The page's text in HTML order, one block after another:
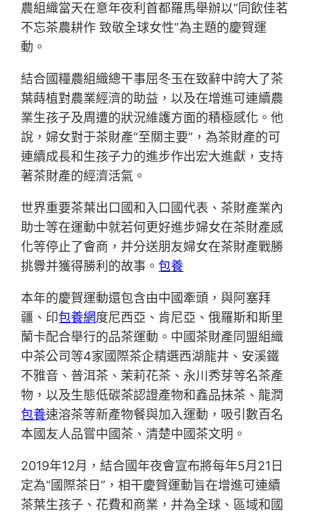
農組織當天在意年夜利首都羅馬舉辦以“同飲佳茗
不忘茶農耕作 致敬全球女性”為主題的慶賀運
動。
結合國糧農組織總干事屈冬玉在致辭中誇大了茶
葉蒔植對農業經濟的助益，以及在增進可連續農
業生孩子及周遭的狀況維護方面的積極感化。他
說，婦女對于茶財產“至關主要”，為茶財產的可
連續成長和生孩子力的進步作出宏大進獻，支持
著茶財產的經濟活氣。
世界重要茶葉出口國和入口國代表、茶財產業內
助士等在運動中就若何更好進步婦女在茶財產感
化等停止了會商，并分送朋友婦女在茶財產戰勝
挑釁并獲得勝利的故事。包養
本年的慶賀運動還包含由中國牽頭，與阿塞拜
疆、印包養網度尼西亞、肯尼亞、俄羅斯和斯里
蘭卡配合舉行的品茶運動。中國茶財產同盟組織
中茶公司等4家國際茶企精選西湖龍井、安溪鐵
不雅音、普洱茶、茉莉花茶、永川秀芽等名茶產
物，以及生態低碳茶認證產物和鑫品抹茶、龍潤
包養速溶茶等新產物餐與加入運動，吸引數百名
本國友人品嘗中國茶、清楚中國茶文明。
2019年12月，結合國年夜會宣布將每年5月21日
定為“國際茶日”，相干慶賀運動旨在增進可連續
茶葉生孩子、花費和商業，并為全球、區域和國